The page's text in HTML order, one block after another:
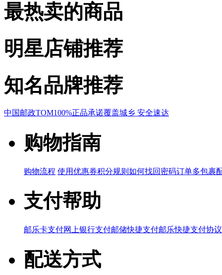
最热卖的商品
明星店铺推荐
知名品牌推荐
中国邮政TOM100%正品承诺覆盖城乡 安全速达
购物指南
购物流程 使用优惠券积分规则 如何找回密码订单多包裹
支付帮助
邮乐卡支付网上银行支付邮储快捷支付邮乐快捷支付协议
配送方式